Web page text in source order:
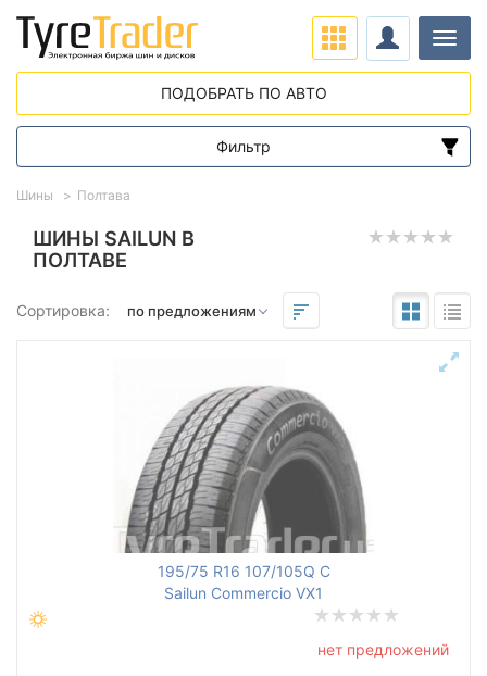
ШИНЫ SAILUN В
ПОЛТАВЕ
Сортировка:
195/75 R16 107/105Q C
Sailun Commercio VX1
нет предложений
Шины Полтава
ПОДОБРАТЬ ПО АВТО
Фильтр
Диапазон цен
от
Тип транспортного средства
Усиленная шина